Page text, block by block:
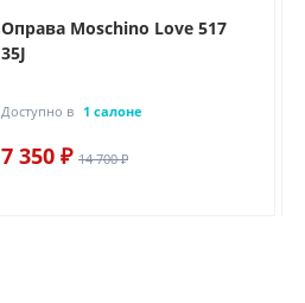
Оправа Moschino Love 517
35J
Доступно в 1 салоне
7 350 ₽ 14 700 ₽